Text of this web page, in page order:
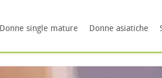
Donne single mature Donne asiatiche